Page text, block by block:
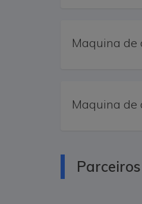
Maquina de
Maquina de